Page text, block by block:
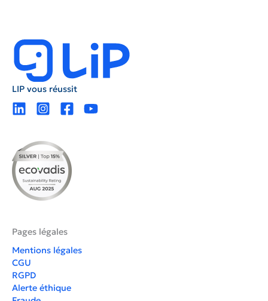
LIP vous réussit
Pages légales
Mentions légales
CGU
RGPD
Alerte éthique